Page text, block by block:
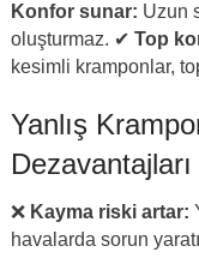
Konfor sunar: Uzun
oluşturmaz. ✔ Top
kesimli kramponlar,
Yanlış
Dezavantajları
❌ Kayma riski artar:
havalarda sorun